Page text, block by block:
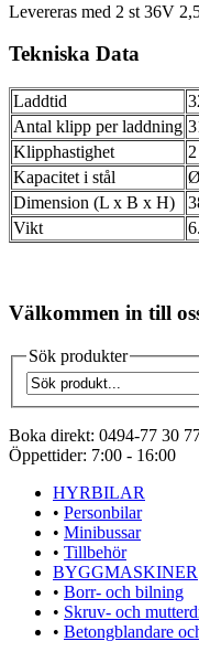
Levereras med 2 st 36V
Tekniska Data
Laddtid
Antal klipp per laddning
Klipphastighet
Kapacitet i stål
Dimension (L x B x H)
Vikt
Välkommen in till
Sök produkter
Boka direkt: 0494-77 30
Öppettider: 7:00 - 16:00
HYRBILAR
• Personbilar
• Minibussar
• Tillbehör
BYGGMASKINER
• Borr- och bilning
• Skruv- och
• Betongblandare